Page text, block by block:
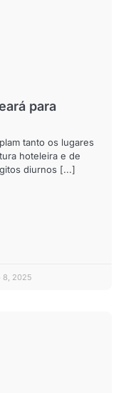
para
tanto os lugares
hoteleira e de
diurnos [...]
8, 2025